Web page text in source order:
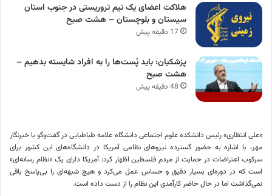
هلاکت اعضای یک تیم تروریستی در جنوب استان
سیستان و بلوچستان – هشت صبح
17 دقیقه پیش
پزشکیان: باید پُست‌ها را به افراد شایسته بدهیم –
هشت صبح
48 دقیقه پیش
«علی انتظاری»رئیس دانشکده علوم اجتماعی دانشگاه علامه طباطبایی در گفت‌وگو با خبرنگار
مهر، با اشاره به حضور گسترده نیروهای نظامی آمریکا در دانشگاه‌های این کشور برای
سرکوب اعتراضات در حمایت از مردم فلسطین اظهار کرد: آمریکا دارای یک «نظام رسانه‌ای»
است که در دوره‌ای بسیار دقیق و حساس عمل می‌کرد و هیچ شبهه‌ای را بی‌پاسخ باقی
نمی‌گذاشت اما در حال حاضر کارآمدی این نظام را از دست داده است.